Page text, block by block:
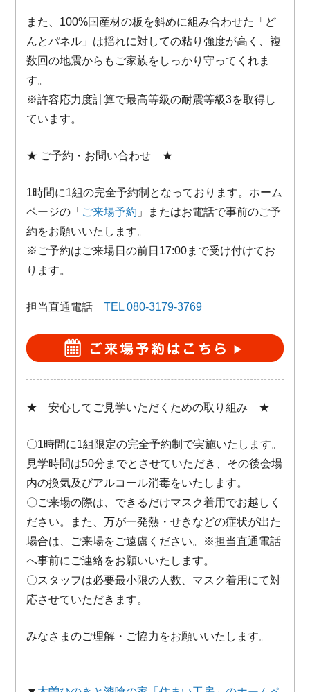
また、100%国産材の板を斜めに組み合わせた「ど
んとパネル」は揺れに対しての粘り強度が高く、複
数回の地震からもご家族をしっかり守ってくれま
す。
※許容応力度計算で最高等級の耐震等級3を取得し
ています。
★ ご予約・お問い合わせ ★
1時間に1組の完全予約制となっております。ホーム
ページの「 ご来場予約 」またはお電話で事前のご予
約をお願いいたします。
※ご予約はご来場日の前日17:00まで受け付けてお
ります。
担当直通電話TEL 080-3179-3769
★ 安心してご見学いただくための取り組み ★
〇1時間に1組限定の完全予約制で実施いたします。
見学時間は50分までとさせていただき、その後会場
内の換気及びアルコール消毒をいたします。
〇ご来場の際は、できるだけマスク着用でお越しく
ださい。また、万が一発熱・せきなどの症状が出た
場合は、ご来場をご遠慮ください。※担当直通電話
へ事前にご連絡をお願いいたします。
〇スタッフは必要最小限の人数、マスク着用にて対
応させていただきます。
みなさまのご理解・ご協力をお願いいたします。